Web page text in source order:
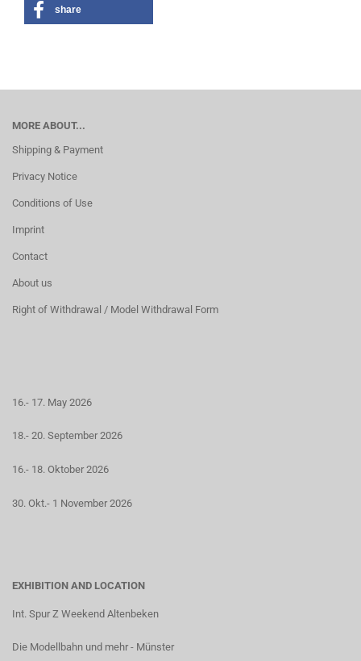
share
MORE ABOUT...
Shipping & Payment
Privacy Notice
Conditions of Use
Imprint
Contact
About us
Right of Withdrawal / Model Withdrawal Form
16.- 17. May 2026
18.- 20. September 2026
16.- 18. Oktober 2026
30. Okt.- 1 November 2026
EXHIBITION AND LOCATION
Int. Spur Z Weekend Altenbeken
Die Modellbahn und mehr - Münster